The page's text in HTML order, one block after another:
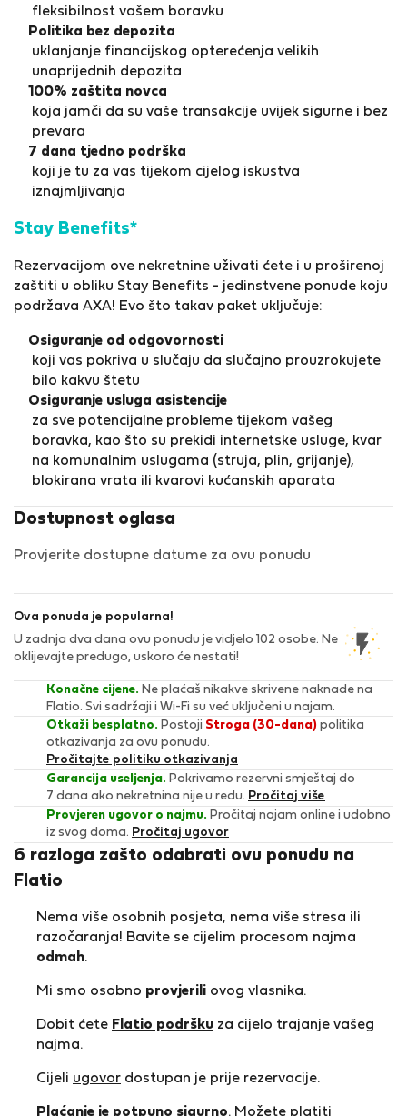
fleksibilnost vašem boravku
Politika bez depozita
uklanjanje financijskog opterećenja velikih
unaprijednih depozita
100% zaštita novca
koja jamči da su vaše transakcije uvijek sigurne i bez
prevara
7 dana tjedno podrška
koji je tu za vas tijekom cijelog iskustva
iznajmljivanja
Stay Benefits*
Rezervacijom ove nekretnine uživati ćete i u proširenoj
zaštiti u obliku Stay Benefits - jedinstvene ponude koju
podržava AXA! Evo što takav paket uključuje:
Osiguranje od odgovornosti
koji vas pokriva u slučaju da slučajno prouzrokujete
bilo kakvu štetu
Osiguranje usluga asistencije
za sve potencijalne probleme tijekom vašeg
boravka, kao što su prekidi internetske usluge, kvar
na komunalnim uslugama (struja, plin, grijanje),
blokirana vrata ili kvarovi kućanskih aparata
Dostupnost oglasa
Provjerite dostupne datume za ovu ponudu
Ova ponuda je popularna!
U zadnja dva dana ovu ponudu je vidjelo 102 osobe. Ne
oklijevajte predugo, uskoro će nestati!
Konačne cijene. Ne plaćaš nikakve skrivene naknade na
Flatio. Svi sadržaji i Wi-Fi su već uključeni u najam.
Otkaži besplatno. Postoji Stroga (30-dana) politika
otkazivanja za ovu ponudu.
Pročitajte politiku otkazivanja
Garancija useljenja. Pokrivamo rezervni smještaj do
7 dana ako nekretnina nije u redu. Pročitaj više
Provjeren ugovor o najmu. Pročitaj najam online i udobno
iz svog doma. Pročitaj ugovor
6 razloga zašto odabrati ovu ponudu na
Flatio
Nema više osobnih posjeta, nema više stresa ili
razočaranja! Bavite se cijelim procesom najma
odmah.
Mi smo osobno provjerili ovog vlasnika.
Dobit ćete Flatio podršku za cijelo trajanje vašeg
najma.
Cijeli ugovor dostupan je prije rezervacije.
Plaćanje je potpuno sigurno. Možete platiti